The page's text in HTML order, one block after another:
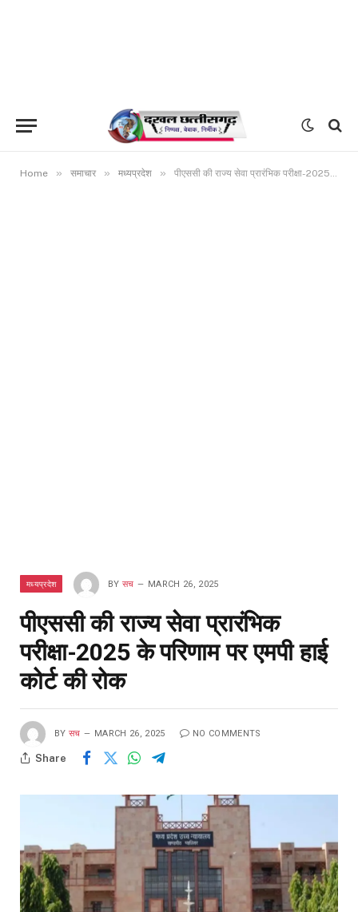
Home » समाचार » मध्यप्रदेश » पीएससी की राज्य सेवा प्रारंभिक परीक्षा-2025 के परिणाम पर एमपी हाई कोर्ट की रोक
मध्यप्रदेश BY सच MARCH 26, 2025
पीएससी की राज्य सेवा प्रारंभिक
परीक्षा-2025 के परिणाम पर एमपी हाई
कोर्ट की रोक
BY सच MARCH 26, 2025 NO COMMENTS
Share